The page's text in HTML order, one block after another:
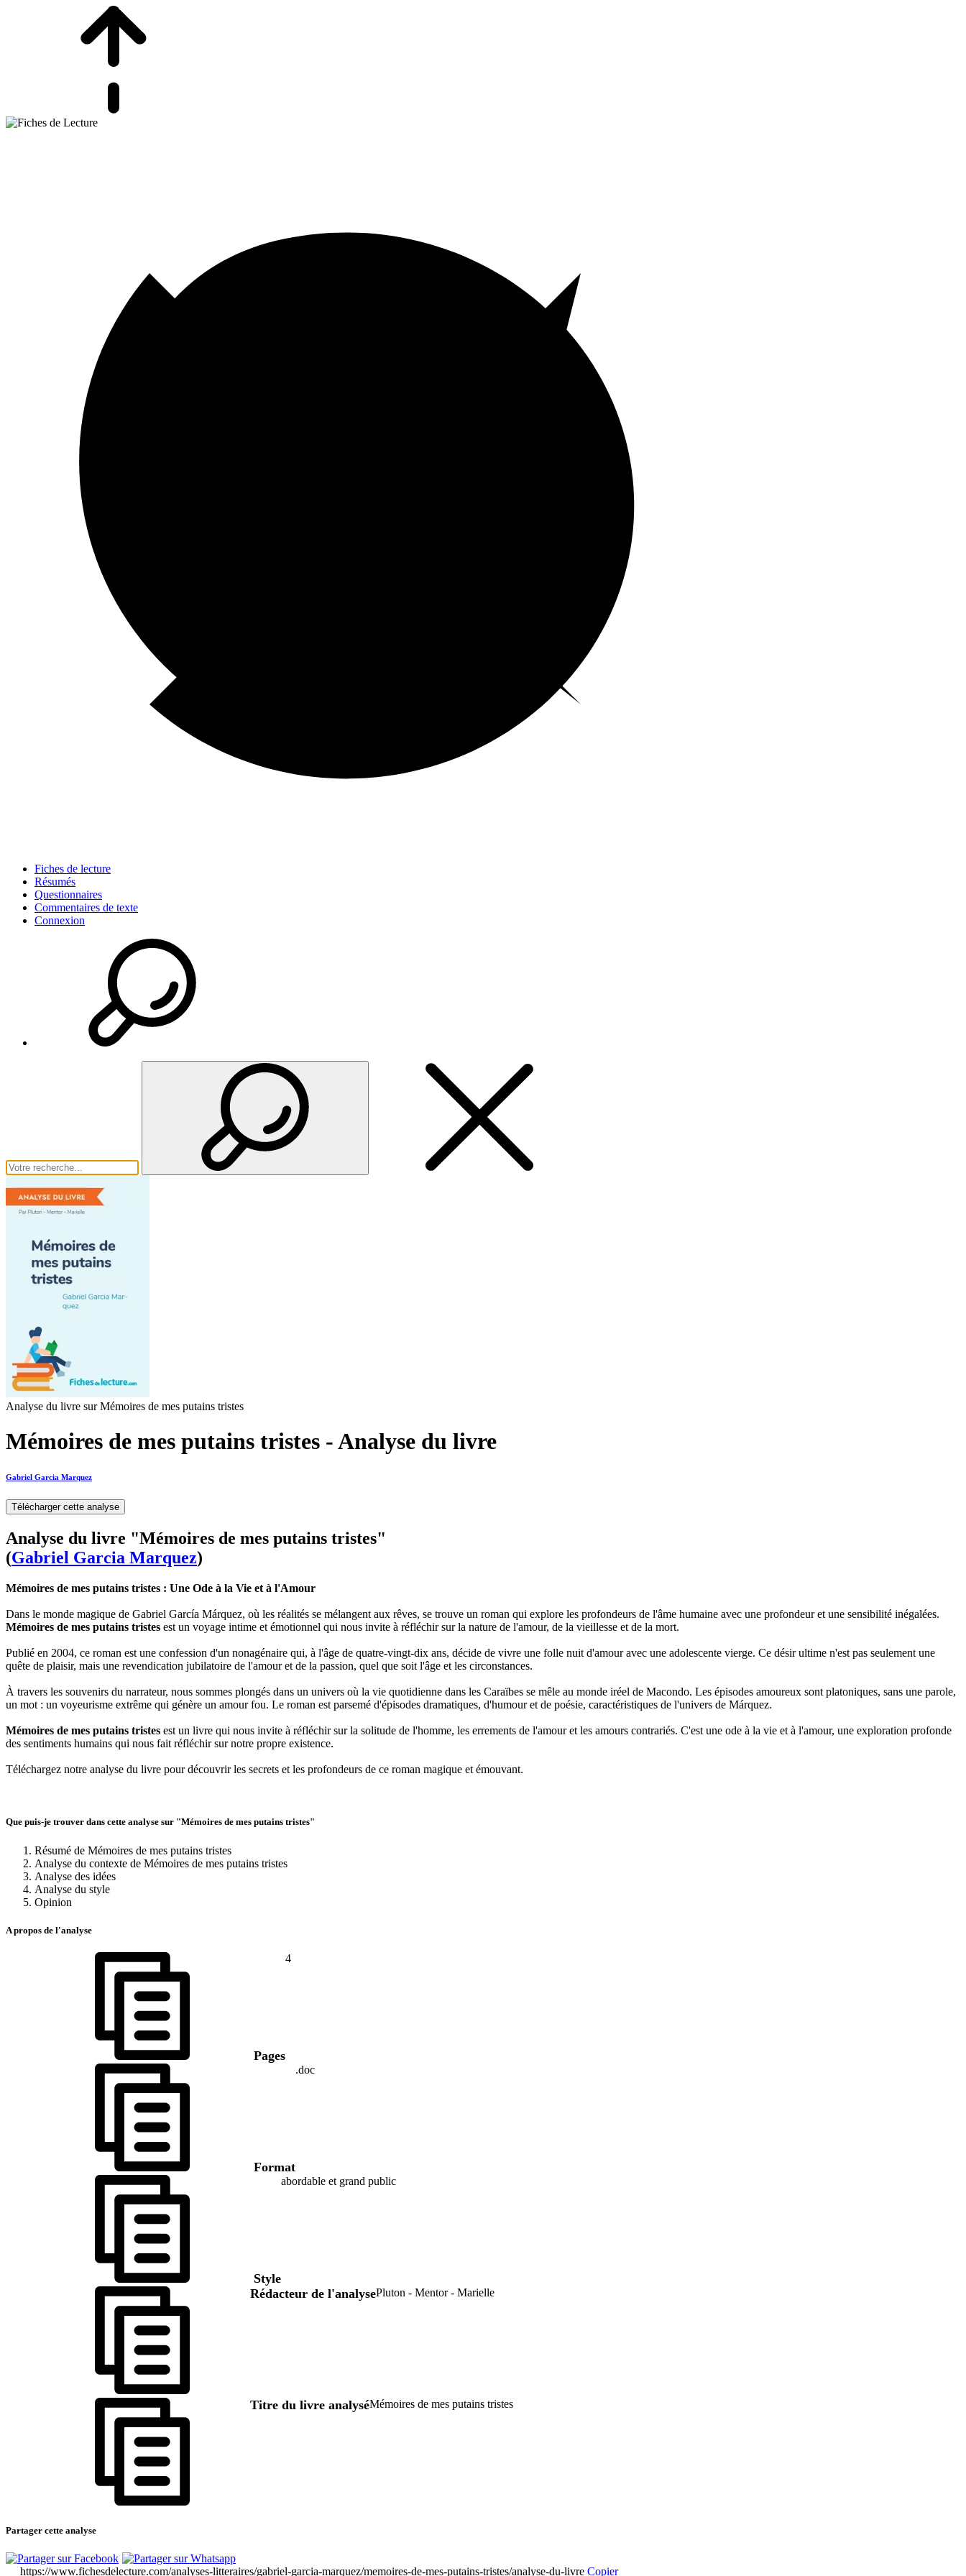
Fiches de lecture
Résumés
Questionnaires
Commentaires de texte
Connexion
Analyse du livre sur Mémoires de mes putains tristes
Mémoires de mes putains tristes - Analyse du livre
Gabriel Garcia Marquez
Télécharger cette analyse
Analyse du livre "Mémoires de mes putains tristes"
(Gabriel Garcia Marquez)
Mémoires de mes putains tristes : Une Ode à la Vie et à l'Amour
Dans le monde magique de Gabriel García Márquez, où les réalités se mélangent aux rêves, se trouve un roman qui explore les profondeurs de l'âme humaine avec une profondeur et une sensibilité inégalées.
Mémoires de mes putains tristes est un voyage intime et émotionnel qui nous invite à réfléchir sur la nature de l'amour, de la vieillesse et de la mort.
Publié en 2004, ce roman est une confession d'un nonagénaire qui, à l'âge de quatre-vingt-dix ans, décide de vivre une folle nuit d'amour avec une adolescente vierge. Ce désir ultime n'est pas seulement une
quête de plaisir, mais une revendication jubilatoire de l'amour et de la passion, quel que soit l'âge et les circonstances.
À travers les souvenirs du narrateur, nous sommes plongés dans un univers où la vie quotidienne dans les Caraïbes se mêle au monde iréel de Macondo. Les épisodes amoureux sont platoniques, sans une parole,
un mot : un voyeurisme extrême qui génère un amour fou. Le roman est parsemé d'épisodes dramatiques, d'humour et de poésie, caractéristiques de l'univers de Márquez.
Mémoires de mes putains tristes est un livre qui nous invite à réfléchir sur la solitude de l'homme, les errements de l'amour et les amours contrariés. C'est une ode à la vie et à l'amour, une exploration profonde
des sentiments humains qui nous fait réfléchir sur notre propre existence.
Téléchargez notre analyse du livre pour découvrir les secrets et les profondeurs de ce roman magique et émouvant.
Que puis-je trouver dans cette analyse sur "Mémoires de mes putains tristes"
Résumé de Mémoires de mes putains tristes
Analyse du contexte de Mémoires de mes putains tristes
Analyse des idées
Analyse du style
Opinion
A propos de l'analyse
Pages
4
Format
.doc
Style
abordable et grand public
Rédacteur de l'analysePluton - Mentor - Marielle
Titre du livre analyséMémoires de mes putains tristes
Partager cette analyse
https://www.fichesdelecture.com/analyses-litteraires/gabriel-garcia-marquez/memoires-de-mes-putains-tristes/analyse-du-livre Copier